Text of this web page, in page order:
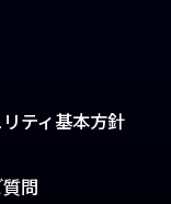
ティ基本方針
問